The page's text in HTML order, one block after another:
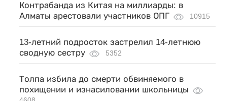
Контрабанда из Китая на миллиарды: в
Алматы арестовали участников ОПГ
10915
13-летний подросток застрелил 14-летнюю
сводную сестру
5352
Толпа избила до смерти обвиняемого в
похищении и изнасиловании школьницы